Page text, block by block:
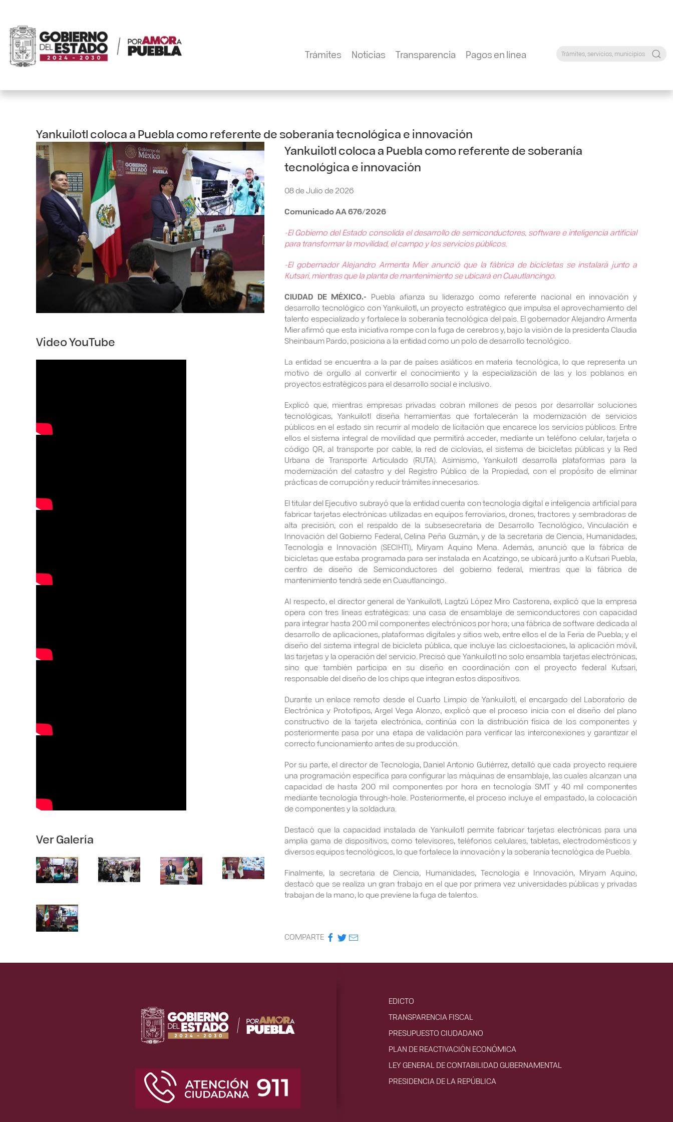
Trámites Noticias Transparencia Pagos en línea
Yankuilotl coloca a Puebla como referente de soberanía tecnológica e innovación
Video YouTube
Ver Galería
Yankuilotl coloca a Puebla como referente de soberanía
tecnológica e innovación
08 de Julio de 2026
Comunicado AA 676/2026
-El Gobierno del Estado consolida el desarrollo de semiconductores, software e inteligencia artificial
para transformar la movilidad, el campo y los servicios públicos.
-El gobernador Alejandro Armenta Mier anunció que la fábrica de bicicletas se instalará junto a
Kutsari, mientras que la planta de mantenimiento se ubicará en Cuautlancingo.
CIUDAD DE MÉXICO.- Puebla afianza su liderazgo como referente nacional en innovación y
desarrollo tecnológico con Yankuilotl, un proyecto estratégico que impulsa el aprovechamiento del
talento especializado y fortalece la soberanía tecnológica del país. El gobernador Alejandro Armenta
Mier afirmó que esta iniciativa rompe con la fuga de cerebros y, bajo la visión de la presidenta Claudia
Sheinbaum Pardo, posiciona a la entidad como un polo de desarrollo tecnológico.
La entidad se encuentra a la par de países asiáticos en materia tecnológica, lo que representa un
motivo de orgullo al convertir el conocimiento y la especialización de las y los poblanos en
proyectos estratégicos para el desarrollo social e inclusivo.
Explicó que, mientras empresas privadas cobran millones de pesos por desarrollar soluciones
tecnológicas, Yankuilotl diseña herramientas que fortalecerán la modernización de servicios
públicos en el estado sin recurrir al modelo de licitación que encarece los servicios públicos. Entre
ellos el sistema integral de movilidad que permitirá acceder, mediante un teléfono celular, tarjeta o
código QR, al transporte por cable, la red de ciclovías, el sistema de bicicletas públicas y la Red
Urbana de Transporte Articulado (RUTA). Asimismo, Yankuilotl desarrolla plataformas para la
modernización del catastro y del Registro Público de la Propiedad, con el propósito de eliminar
prácticas de corrupción y reducir trámites innecesarios.
El titular del Ejecutivo subrayó que la entidad cuenta con tecnología digital e inteligencia artificial para
fabricar tarjetas electrónicas utilizadas en equipos ferroviarios, drones, tractores y sembradoras de
alta precisión, con el respaldo de la subsesecretaria de Desarrollo Tecnológico, Vinculación e
Innovación del Gobierno Federal, Celina Peña Guzmán, y de la secretaria de Ciencia, Humanidades,
Tecnología e Innovación (SECIHTI), Miryam Aquino Mena. Además, anunció que la fábrica de
bicicletas que estaba programada para ser instalada en Acatzingo, se ubicará junto a Kutsari Puebla,
centro de diseño de Semiconductores del gobierno federal, mientras que la fábrica de
mantenimiento tendrá sede en Cuautlancingo.
Al respecto, el director general de Yankuilotl, Lagtzú López Miro Castorena, explicó que la empresa
opera con tres líneas estratégicas: una casa de ensamblaje de semiconductores con capacidad
para integrar hasta 200 mil componentes electrónicos por hora; una fábrica de software dedicada al
desarrollo de aplicaciones, plataformas digitales y sitios web, entre ellos el de la Feria de Puebla; y el
diseño del sistema integral de bicicleta pública, que incluye las cicloestaciones, la aplicación móvil,
las tarjetas y la operación del servicio. Precisó que Yankuilotl no solo ensambla tarjetas electrónicas,
sino que también participa en su diseño en coordinación con el proyecto federal Kutsari,
responsable del diseño de los chips que integran estos dispositivos.
Durante un enlace remoto desde el Cuarto Limpio de Yankuilotl, el encargado del Laboratorio de
Electrónica y Prototipos, Argel Vega Alonzo, explicó que el proceso inicia con el diseño del plano
constructivo de la tarjeta electrónica, continúa con la distribución física de los componentes y
posteriormente pasa por una etapa de validación para verificar las interconexiones y garantizar el
correcto funcionamiento antes de su producción.
Por su parte, el director de Tecnología, Daniel Antonio Gutiérrez, detalló que cada proyecto requiere
una programación específica para configurar las máquinas de ensamblaje, las cuales alcanzan una
capacidad de hasta 200 mil componentes por hora en tecnología SMT y 40 mil componentes
mediante tecnología through-hole. Posteriormente, el proceso incluye el empastado, la colocación
de componentes y la soldadura.
Destacó que la capacidad instalada de Yankuilotl permite fabricar tarjetas electrónicas para una
amplia gama de dispositivos, como televisores, teléfonos celulares, tabletas, electrodomésticos y
diversos equipos tecnológicos, lo que fortalece la innovación y la soberanía tecnológica de Puebla.
Finalmente, la secretaria de Ciencia, Humanidades, Tecnología e Innovación, Miryam Aquino,
destacó que se realiza un gran trabajo en el que por primera vez universidades públicas y privadas
trabajan de la mano, lo que previene la fuga de talentos.
COMPARTE
EDICTO
TRANSPARENCIA FISCAL
PRESUPUESTO CIUDADANO
PLAN DE REACTIVACIÓN ECONÓMICA
LEY GENERAL DE CONTABILIDAD GUBERNAMENTAL
PRESIDENCIA DE LA REPÚBLICA